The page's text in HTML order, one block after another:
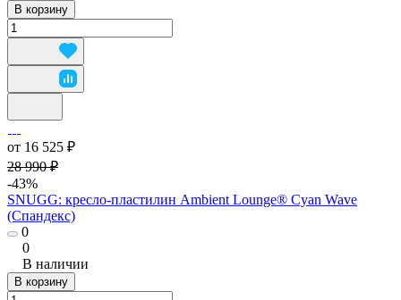
В корзину
от 16 525 ₽
28 990 ₽
-43%
SNUGG: кресло-пластилин Ambient Lounge® Cyan Wave
(Спандекс)
0
0
В наличии
В корзину